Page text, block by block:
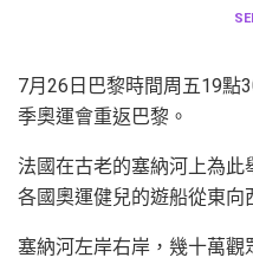
7月26日巴黎時間周五19點
季奧運會重返巴黎。
法國在古老的塞納河上為
各國奧運健兒的遊船從東向
塞納河左岸右岸，幾十萬